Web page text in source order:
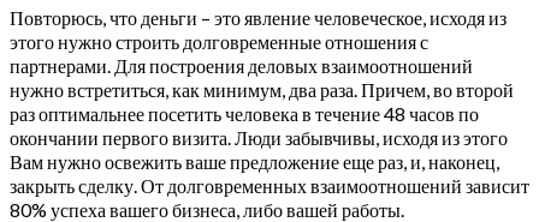
Повторюсь, что деньги – это явление человеческое, исходя из
этого нужно строить долговременные отношения с
партнерами. Для построения деловых взаимоотношений
нужно встретиться, как минимум, два раза. Причем, во второй
раз оптимальнее посетить человека в течение 48 часов по
окончании первого визита. Люди забывчивы, исходя из этого
Вам нужно освежить ваше предложение еще раз, и, наконец,
закрыть сделку. От долговременных взаимоотношений зависит
80% успеха вашего бизнеса, либо вашей работы.